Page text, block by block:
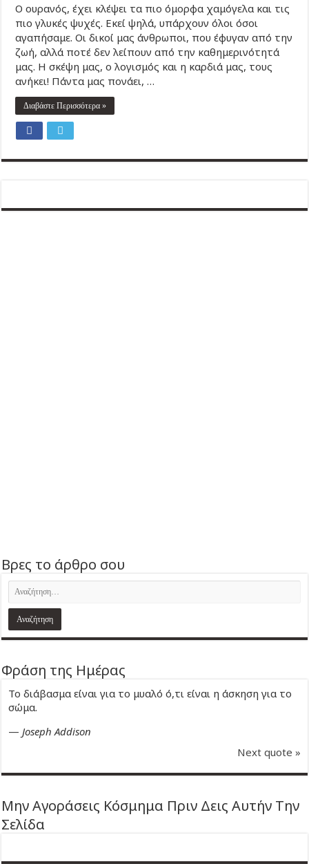
Ο ουρανός, έχει κλέψει τα πιο όμορφα χαμόγελα και τις
πιο γλυκές ψυχές. Εκεί ψηλά, υπάρχουν όλοι όσοι
αγαπήσαμε. Οι δικοί μας άνθρωποι, που έφυγαν από την
ζωή, αλλά ποτέ δεν λείπουν από την καθημερινότητά
μας. Η σκέψη μας, ο λογισμός και η καρδιά μας, τους
ανήκει! Πάντα μας πονάει, …
Διαβάστε Περισσότερα »
Βρες το άρθρο σου
Φράση της Ημέρας
Το διάβασμα είναι για το μυαλό ό,τι είναι η άσκηση για το
σώμα.
— Joseph Addison
Next quote »
Μην Αγοράσεις Κόσμημα Πριν Δεις Αυτήν Την
Σελίδα